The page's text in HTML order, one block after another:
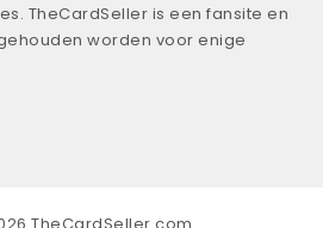
TheCardSeller is een fansite en
worden voor enige
TheCardSeller.com